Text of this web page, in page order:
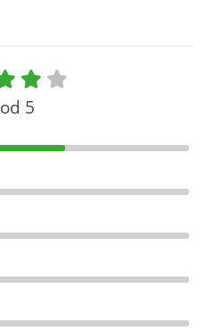
od 5